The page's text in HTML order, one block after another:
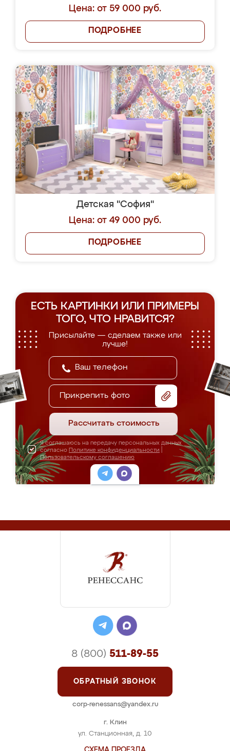
Цена: от 59 000 руб.
ПОДРОБНЕЕ
Детская "София"
Цена: от 49 000 руб.
ПОДРОБНЕЕ
ЕСТЬ КАРТИНКИ ИЛИ ПРИМЕРЫ
ТОГО, ЧТО НРАВИТСЯ?
Присылайте — сделаем также или
лучше!
Прикрепить фото
Рассчитать стоимость
Я соглашаюсь на передачу персональных данных
согласно Политике конфиденциальности
Пользовательскому соглашению
г. Клин
ул. Станционная, д. 10
8 (800) 511-89-55
ОБРАТНЫЙ ЗВОНОК
corp-renessans@yandex.ru